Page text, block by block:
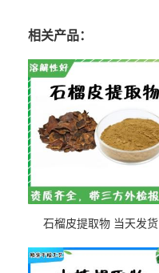
相关产品：
石榴皮提取物 当天发货